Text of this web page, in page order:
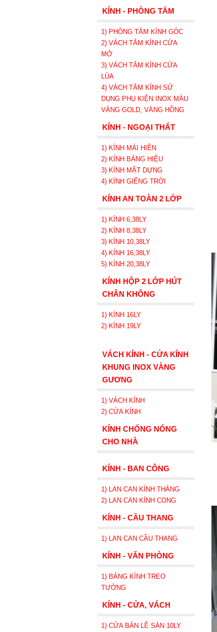
KÍNH - PHÒNG TẮM
1) PHÒNG TẮM KÍNH GÓC
2) VÁCH TẮM KÍNH CỬA
MỞ
3) VÁCH TẮM KÍNH CỬA
LÙA
4) VÁCH TẮM KÍNH SỬ
DỤNG PHỤ KIỆN INOX MÀU
VÀNG GOLD, VÀNG HỒNG
KÍNH - NGOẠI THẤT
1) KÍNH MÁI HIÊN
2) KÍNH BẢNG HIỆU
3) KÍNH MẶT DỰNG
4) KÍNH GIẾNG TRỜI
KÍNH AN TOÀN 2 LỚP
1) KÍNH 6,38LY
2) KÍNH 8,38LY
3) KÍNH 10,38LY
4) KÍNH 16,38LY
5) KÍNH 20,38LY
KÍNH HỘP 2 LỚP HÚT
CHÂN KHÔNG
1) KÍNH 16LY
2) KÍNH 19LY
VÁCH KÍNH - CỬA KÍNH
KHUNG INOX VÀNG
GƯƠNG
1) VÁCH KÍNH
2) CỬA KÍNH
KÍNH CHỐNG NÓNG
CHO NHÀ
KÍNH - BAN CÔNG
1) LAN CAN KÍNH THẲNG
2)
LAN CAN KÍNH CONG
KÍNH - CẦU THANG
1) LAN CAN CẦU THANG
KÍNH - VĂN PHÒNG
1) BẢNG KÍNH TREO
TƯỜNG
KÍNH - CỬA, VÁCH
1) CỬA BẢN LỀ SÀN 10LY